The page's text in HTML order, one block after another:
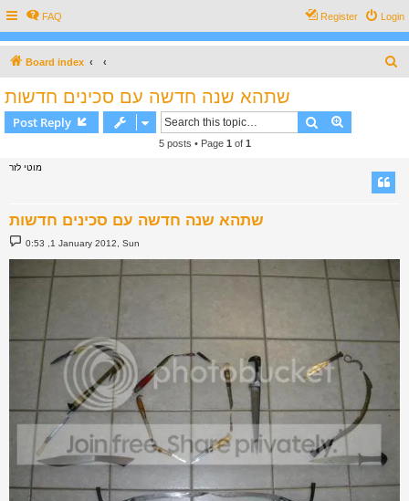
FAQ Login
Register
Board index
שתהא שנה חדשה עם סכינים חדשות
Post Reply Search
5 posts • Page 1 of 1
מוטי לזר
שתהא שנה חדשה עם סכינים חדשות
P
o
s
0:53 ,1 January 2012, Sun